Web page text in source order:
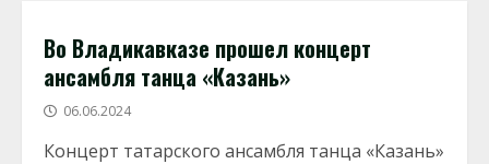
Во Владикавказе прошел концерт
ансамбля танца «Казань»
06.06.2024
Концерт татарского ансамбля танца «Казань»